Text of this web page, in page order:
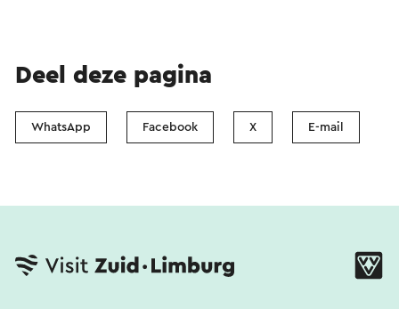
Deel deze pagina
WhatsApp Facebook X E-mail